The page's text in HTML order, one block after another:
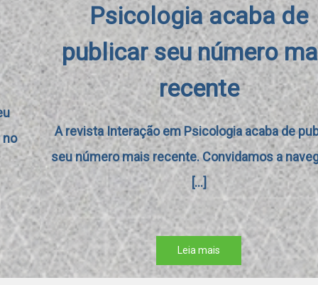
Psicologia acaba de
publicar seu número mais
recente
A revista Interação em Psicologia acaba de publicar
seu número mais recente. Convidamos a navegar no
[...]
Leia mais